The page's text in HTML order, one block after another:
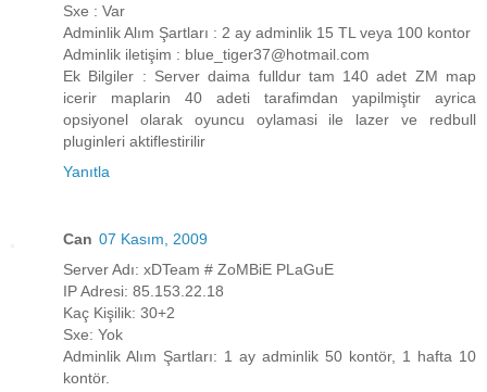
Sxe : Var
Adminlik Alım Şartları : 2 ay adminlik 15 TL veya 100 kontor
Adminlik iletişim : blue_tiger37@hotmail.com
Ek Bilgiler : Server daima fulldur tam 140 adet ZM map
icerir maplarin 40 adeti tarafimdan yapilmiştir ayrica
opsiyonel olarak oyuncu oylamasi ile lazer ve redbull
pluginleri aktiflestirilir
Yanıtla
Can 07 Kasım, 2009
Server Adı: xDTeam # ZoMBiE PLaGuE
IP Adresi: 85.153.22.18
Kaç Kişilik: 30+2
Sxe: Yok
Adminlik Alım Şartları: 1 ay adminlik 50 kontör, 1 hafta 10
kontör.